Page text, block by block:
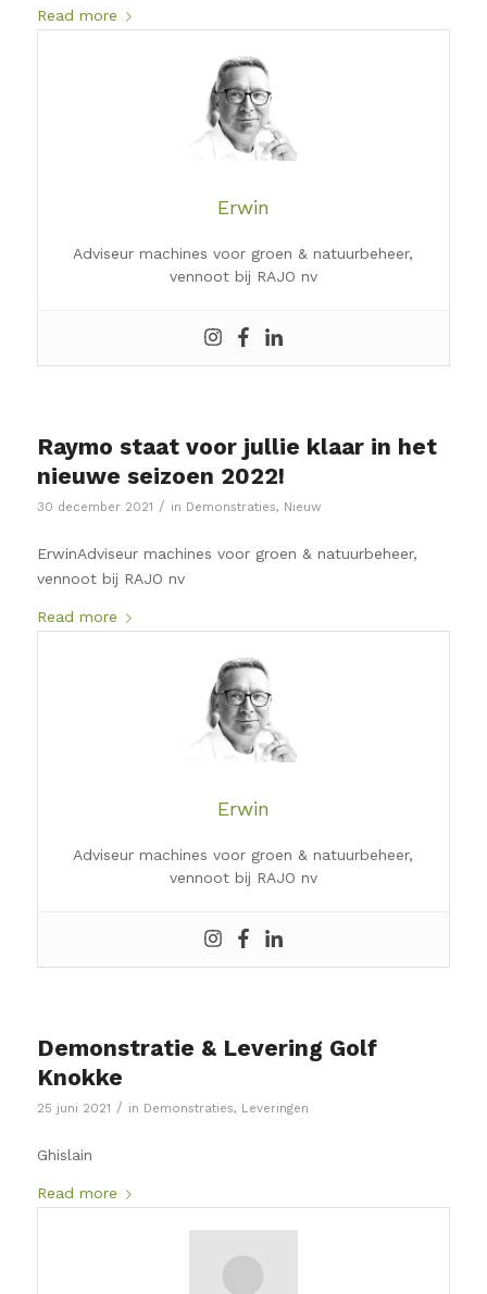
Read more
Erwin
Adviseur machines voor groen & natuurbeheer,
vennoot bij RAJO nv
Raymo staat voor jullie klaar in het
nieuwe seizoen 2022!
30 december 2021 / in Demonstraties, Nieuw
ErwinAdviseur machines voor groen & natuurbeheer,
vennoot bij RAJO nv
Read more
Erwin
Adviseur machines voor groen & natuurbeheer,
vennoot bij RAJO nv
Demonstratie & Levering Golf
Knokke
25 juni 2021 / in Demonstraties, Leveringen
Ghislain
Read more